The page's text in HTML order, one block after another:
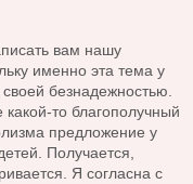
вам нашу
именно эта тема у
своей безнадежностью.
то благополучный
предложение у
Получается,
Я согласна с